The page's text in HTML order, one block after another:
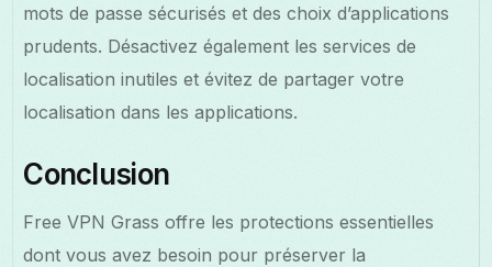
mots de passe sécurisés et des choix d’applications
prudents. Désactivez également les services de
localisation inutiles et évitez de partager votre
localisation dans les applications.
Conclusion
Free VPN Grass offre les protections essentielles
dont vous avez besoin pour préserver la